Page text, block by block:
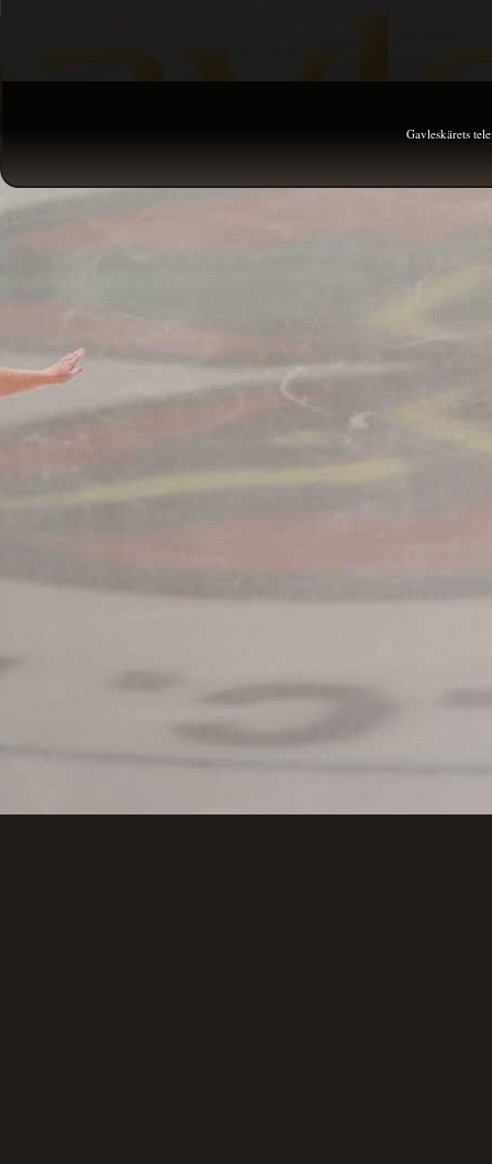
Gavleskärets